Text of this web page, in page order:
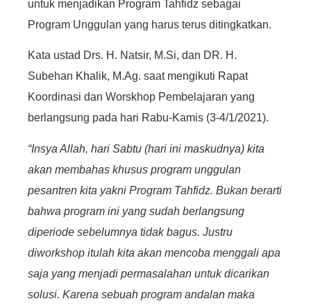
untuk menjadikan Program Tahfidz sebagai
Program Unggulan yang harus terus ditingkatkan.
Kata ustad Drs. H. Natsir, M.Si, dan DR. H.
Subehan Khalik, M.Ag. saat mengikuti Rapat
Koordinasi dan Worskhop Pembelajaran yang
berlangsung pada hari Rabu-Kamis (3-4/1/2021).
“Insya Allah, hari Sabtu (hari ini maskudnya) kita
akan membahas khusus program unggulan
pesantren kita yakni Program Tahfidz. Bukan berarti
bahwa program ini yang sudah berlangsung
diperiode sebelumnya tidak bagus. Justru
diworkshop itulah kita akan mencoba menggali apa
saja yang menjadi permasalahan untuk dicarikan
solusi. Karena sebuah program andalan maka